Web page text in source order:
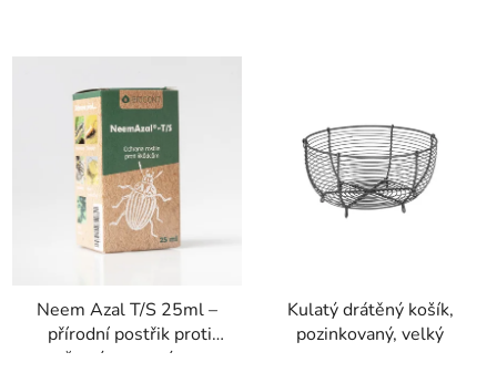
Neem Azal T/S 25ml –
přírodní postřik proti
žravým a savým
Kulatý drátěný košík,
pozinkovaný, velký